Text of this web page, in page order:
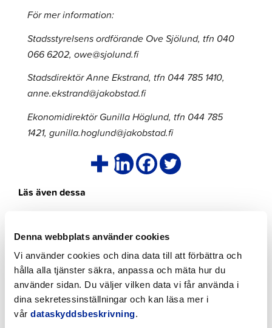
Denna webbplats använder cookies
Vi använder cookies och dina data till att förbättra och
hålla alla tjänster säkra, anpassa och mäta hur du
använder sidan. Du väljer vilken data vi får använda i
dina sekretessinställningar och kan läsa mer i
vår dataskyddsbeskrivning.
För mer information:
Stadsstyrelsens ordförande Ove Sjölund, tfn 040
066 6202, owe@sjolund.fi
Stadsdirektör Anne Ekstrand, tfn 044 785 1410,
anne.ekstrand@jakobstad.fi
Ekonomidirektör Gunilla Höglund, tfn 044 785
1421, gunilla.hoglund@jakobstad.fi
Läs även dessa
för
läsa
artikeln